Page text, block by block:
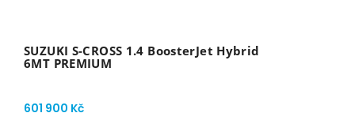
SUZUKI S-CROSS 1.4 BoosterJet Hybrid
6MT PREMIUM
601 900 Kč